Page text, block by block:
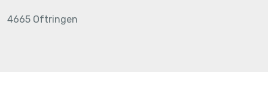
4665 Oftringen